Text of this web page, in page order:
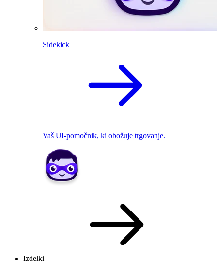
Sidekick
Vaš UI-pomočnik, ki obožuje trgovanje.
Izdelki